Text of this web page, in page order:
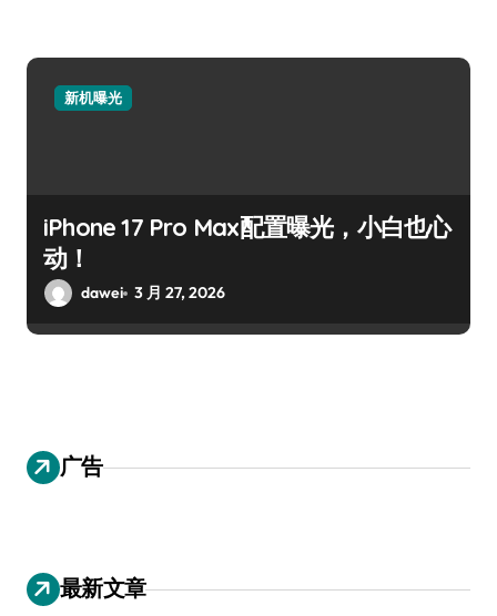
新机曝光
iPhone 17 Pro Max配置曝光，小白也心
动！
dawei 3 月 27, 2026
广告
最新文章